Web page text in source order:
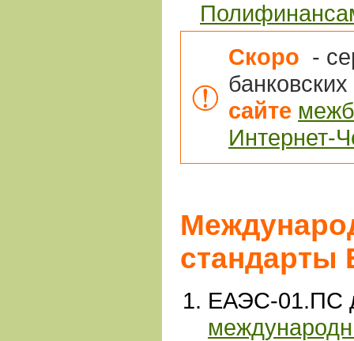
Скоро -
сайте
Интернет-
стандарты
ЕАЭС-01.ПС